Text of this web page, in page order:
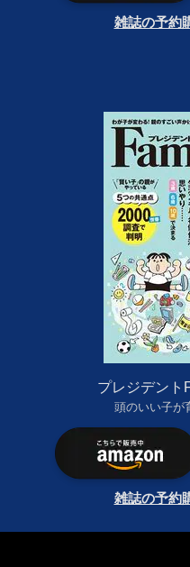
雑誌の予約
プレジデント
頭のいい子が
雑誌の予約